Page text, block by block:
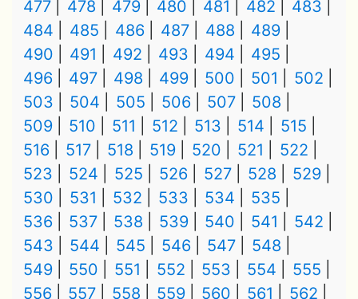
477 478 479 480 481 482
483
484
485 486 487 488
489
490
491 492 493 494
495
496
497 498 499 500 501
502
503
504 505 506 507
508
509
510 511 512 513 514
515
516
517 518 519 520 521
522
523
524 525 526 527 528
529
530
531 532 533 534
535
536
537 538 539 540 541
542
543
544 545 546 547
548
549
550 551 552 553 554
555
556
557 558 559 560 561
562